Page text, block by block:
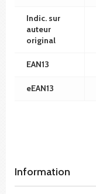
Indic. sur
auteur
original
EAN13
eEAN13
Information